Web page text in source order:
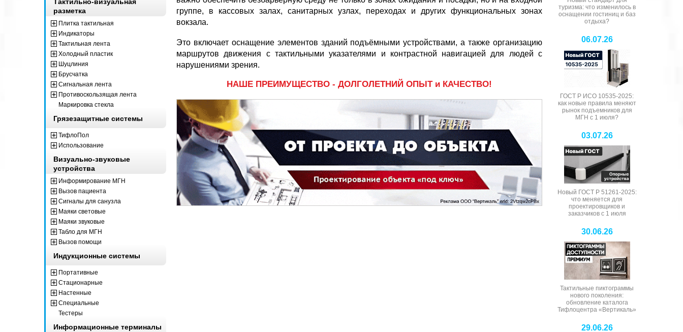
группе, в кассовых залах, санитарных узлах, переходах и других функциональных зонах
вокзала.
Это включает оснащение элементов зданий подъёмными устройствами, а также организацию
маршрутов движения с тактильными указателями и контрастной навигацией для людей с
нарушениями зрения.
НАШЕ ПРЕИМУЩЕСТВО - ДОЛГОЛЕТНИЙ ОПЫТ и КАЧЕСТВО!
разметка
Плитка тактильная
Индикаторы
Тактильная лента
Холодный пластик
Шуцлиния
Брусчатка
Сигнальная лента
Противоскользящая лента
Маркировка стекла
Грязезащитные системы
ТифлоПол
Использование
Визуально-звуковые
устройства
Информирование МГН
Вызов пациента
Сигналы для санузла
Маяки световые
Маяки звуковые
Табло для МГН
Вызов помощи
Индукционные системы
Портативные
Стационарные
Настенные
Специальные
Тестеры
Информационные терминалы
туризма: что изменилось в
оснащении гостиниц и баз
отдыха?
06.07.26
ГОСТ Р ИСО 10535-2025:
как новые правила меняют
рынок подъемников для
МГН с 1 июля?
03.07.26
Новый ГОСТ Р 51261-2025:
что меняется для
проектировщиков и
заказчиков с 1 июля
30.06.26
Тактильные пиктограммы
нового поколения:
обновление каталога
Тифлоцентра «Вертикаль»
29.06.26